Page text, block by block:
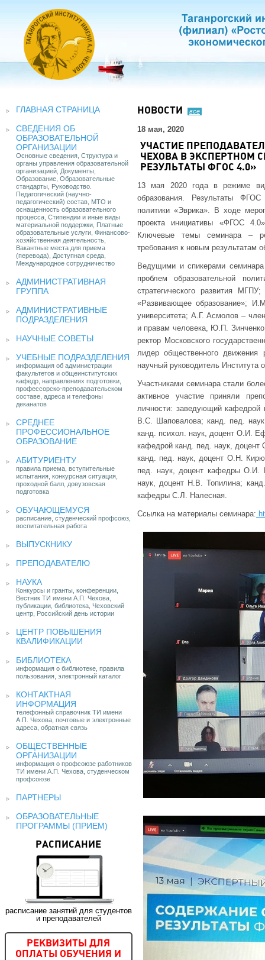
ГЛАВНАЯ СТРАНИЦА
СВЕДЕНИЯ ОБ
ОБРАЗОВАТЕЛЬНОЙ
ОРГАНИЗАЦИИ
Основные сведения, Структура и
органы управления образовательной
организацией, Документы,
Образование, Образовательные
стандарты, Руководство.
Педагогический (научно-
педагогический) состав, МТО и
оснащенность образовательного
процесса, Стипендии и иные виды
материальной поддержки, Платные
образовательные услуги, Финансово-
хозяйственная деятельность,
Вакантные места для приема
(перевода), Доступная среда,
Международное сотрудничество
АДМИНИСТРАТИВНАЯ
ГРУППА
АДМИНИСТРАТИВНЫЕ
ПОДРАЗДЕЛЕНИЯ
НАУЧНЫЕ СОВЕТЫ
УЧЕБНЫЕ ПОДРАЗДЕЛЕНИЯ
информация об администрации
факультетов и общеинститутских
кафедр, направлениях подготовки,
профессорско-преподавательском
составе, адреса и телефоны
деканатов
СРЕДНЕЕ
ПРОФЕССИОНАЛЬНОЕ
ОБРАЗОВАНИЕ
АБИТУРИЕНТУ
правила приема, вступительные
испытания, конкурсная ситуация,
проходной балл, довузовская
подготовка
ОБУЧАЮЩЕМУСЯ
расписание, студенческий профсоюз,
воспитательная работа
ВЫПУСКНИКУ
ПРЕПОДАВАТЕЛЮ
НАУКА
Конкурсы и гранты, конференции,
Вестник ТИ имени А.П. Чехова,
публикации, библиотека, Чеховский
центр, Российский день истории
ЦЕНТР ПОВЫШЕНИЯ
КВАЛИФИКАЦИИ
БИБЛИОТЕКА
информация о библиотеке, правила
пользования, электронный каталог
КОНТАКТНАЯ
ИНФОРМАЦИЯ
телефонный справочник ТИ имени
А.П. Чехова, почтовые и электронные
адреса, обратная связь
ОБЩЕСТВЕННЫЕ
ОРГАНИЗАЦИИ
информация о профсоюзе работников
ТИ имени А.П. Чехова, студенческом
профсоюзе
ПАРТНЕРЫ
ОБРАЗОВАТЕЛЬНЫЕ
ПРОГРАММЫ (ПРИЕМ)
РАСПИСАНИЕ
расписание занятий для студентов
и преподавателей
РЕКВИЗИТЫ ДЛЯ
ОПЛАТЫ ОБУЧЕНИЯ И
НОВОСТИ все
18 мая, 2020
УЧАСТИЕ
ЧЕХОВА В ЭКСПЕРТНОМ
РЕЗУЛЬТАТЫ ФГОС 4.0»
13 мая 2020 года в режиме
образования. Результаты ФГОС
политики «Эврика». В ходе
проекта инициативы «ФГОС
Ключевые темы семинара –
требования к новым результатам
Ведущими и спикерами
проблем образовательной
стратегического развития
«Развивающее образование»;
университета; А.Г. Асмолов –
и правам человека, Ю.П.
ректор Московского
лидер общественного
научный руководитель
Участниками семинара стали
активное участие приняли
личности: заведующий
В.С. Шаповалова; канд. пед.
канд. психол. наук, доцент О.И.
кафедрой канд. пед. наук,
канд. пед. наук, доцент О.Н.
пед. наук, доцент кафедры О.И.
наук, доцент Н.В. Топилина;
кафедры С.Л. Налесная.
Ссылка на материалы семинара: